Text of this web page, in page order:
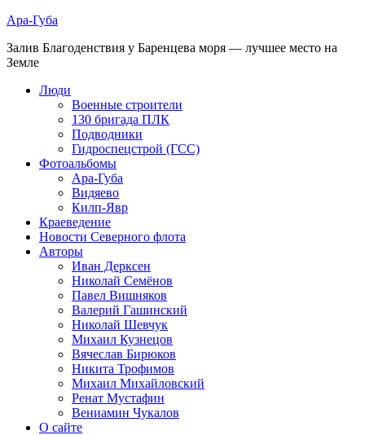
Ара-Губа
Залив Благоденствия у Баренцева моря — лучшее место на
Земле
Люди
Военные строители
130 бригада ПЛК
Подводники
Гидроспецстрой (ГСС)
Фотоальбомы
Ара-Губа
Видяево
Килп-Явр
Краеведение
Новости Северного флота
Авторы
Иван Дерксен
Николай Семёнов
Павел Вишняков
Валерий Гашинский
Николай Шевчук
Михаил Кузнецов
Вячеслав Бирюков
Никита Трофимов
Михаил Михайловский
Ренат Мустафин
Вениамин Чукалов
О сайте